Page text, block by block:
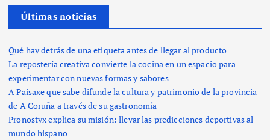
Últimas noticias
Qué hay detrás de una etiqueta antes de llegar al producto
La repostería creativa convierte la cocina en un espacio para
experimentar con nuevas formas y sabores
A Paisaxe que sabe difunde la cultura y patrimonio de la provincia
de A Coruña a través de su gastronomía
Pronostyx explica su misión: llevar las predicciones deportivas al
mundo hispano